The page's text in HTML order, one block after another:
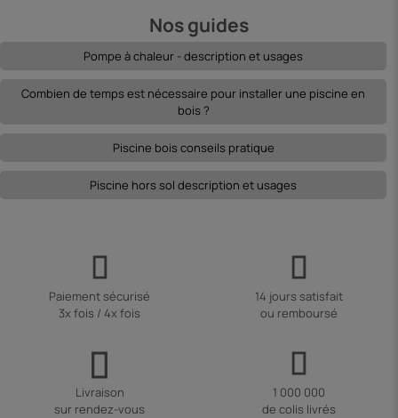
Nos guides
Pompe à chaleur - description et usages
Combien de temps est nécessaire pour installer une piscine en
bois ?
Piscine bois conseils pratique
Piscine hors sol description et usages
Paiement sécurisé
3x fois / 4x fois
14 jours satisfait
ou remboursé
Livraison
sur rendez-vous
1 000 000
de colis livrés